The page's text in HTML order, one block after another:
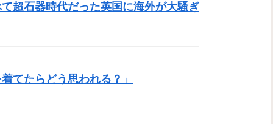
超石器時代だった英国に海外が大騒ぎ
てたらどう思われる？」